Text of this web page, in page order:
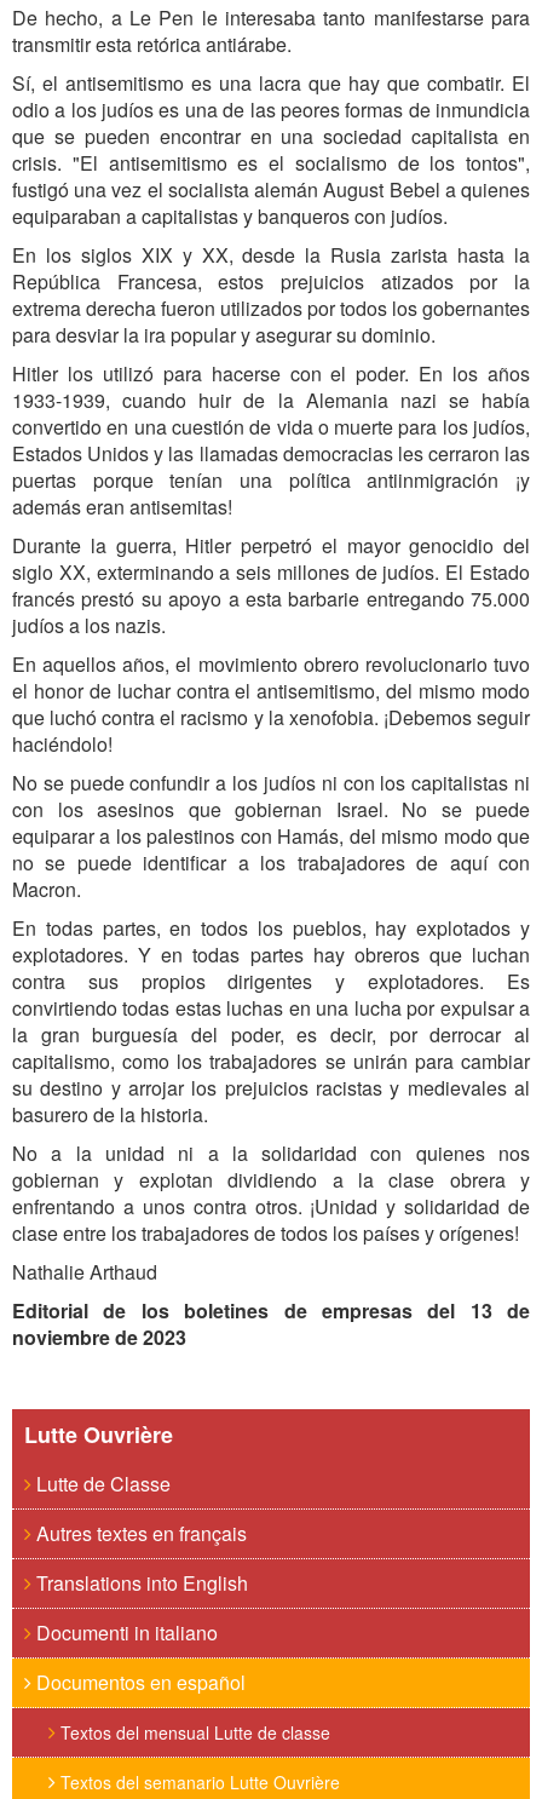
De hecho, a Le Pen le interesaba tanto manifestarse para
transmitir esta retórica antiárabe.
Sí, el antisemitismo es una lacra que hay que combatir. El
odio a los judíos es una de las peores formas de inmundicia
que se pueden encontrar en una sociedad capitalista en
crisis. "El antisemitismo es el socialismo de los tontos",
fustigó una vez el socialista alemán August Bebel a quienes
equiparaban a capitalistas y banqueros con judíos.
En los siglos XIX y XX, desde la Rusia zarista hasta la
República Francesa, estos prejuicios atizados por la
extrema derecha fueron utilizados por todos los gobernantes
para desviar la ira popular y asegurar su dominio.
Hitler los utilizó para hacerse con el poder. En los años
1933-1939, cuando huir de la Alemania nazi se había
convertido en una cuestión de vida o muerte para los judíos,
Estados Unidos y las llamadas democracias les cerraron las
puertas porque tenían una política antiinmigración ¡y
además eran antisemitas!
Durante la guerra, Hitler perpetró el mayor genocidio del
siglo XX, exterminando a seis millones de judíos. El Estado
francés prestó su apoyo a esta barbarie entregando 75.000
judíos a los nazis.
En aquellos años, el movimiento obrero revolucionario tuvo
el honor de luchar contra el antisemitismo, del mismo modo
que luchó contra el racismo y la xenofobia. ¡Debemos seguir
haciéndolo!
No se puede confundir a los judíos ni con los capitalistas ni
con los asesinos que gobiernan Israel. No se puede
equiparar a los palestinos con Hamás, del mismo modo que
no se puede identificar a los trabajadores de aquí con
Macron.
En todas partes, en todos los pueblos, hay explotados y
explotadores. Y en todas partes hay obreros que luchan
contra sus propios dirigentes y explotadores. Es
convirtiendo todas estas luchas en una lucha por expulsar a
la gran burguesía del poder, es decir, por derrocar al
capitalismo, como los trabajadores se unirán para cambiar
su destino y arrojar los prejuicios racistas y medievales al
basurero de la historia.
No a la unidad ni a la solidaridad con quienes nos
gobiernan y explotan dividiendo a la clase obrera y
enfrentando a unos contra otros. ¡Unidad y solidaridad de
clase entre los trabajadores de todos los países y orígenes!
Nathalie Arthaud
Editorial de los boletines de empresas del 13 de
noviembre de 2023
Lutte Ouvrière
Lutte de Classe
Autres textes en français
Translations into English
Documenti in italiano
Documentos en español
Textos del mensual Lutte de classe
Textos del semanario Lutte Ouvrière